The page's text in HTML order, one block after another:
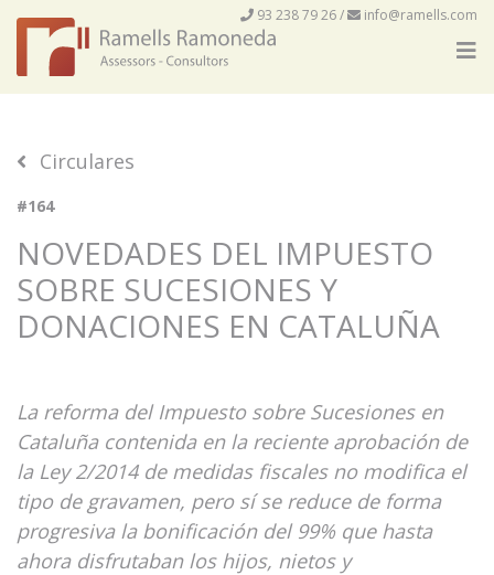
93 238 79 26/ info@ramells.com
Circulares
#164
NOVEDADES DEL IMPUESTO
SOBRE SUCESIONES Y
DONACIONES EN CATALUÑA
La reforma del Impuesto sobre Sucesiones en
Cataluña contenida en la reciente aprobación de
la Ley 2/2014 de medidas fiscales no modifica el
tipo de gravamen, pero sí se reduce de forma
progresiva la bonificación del 99% que hasta
ahora disfrutaban los hijos, nietos y